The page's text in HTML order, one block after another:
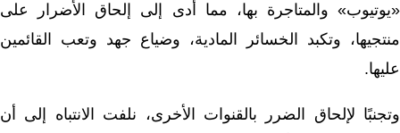
«يوتيوب» والمتاجرة بها، مما أدى إلى إلحاق الأضرار على
منتجيها، وتكبد الخسائر المادية، وضياع جهد وتعب القائمين
عليها.
وتجنبًا لإلحاق الضرر بالقنوات الأخرى، نلفت الانتباه إلى أن